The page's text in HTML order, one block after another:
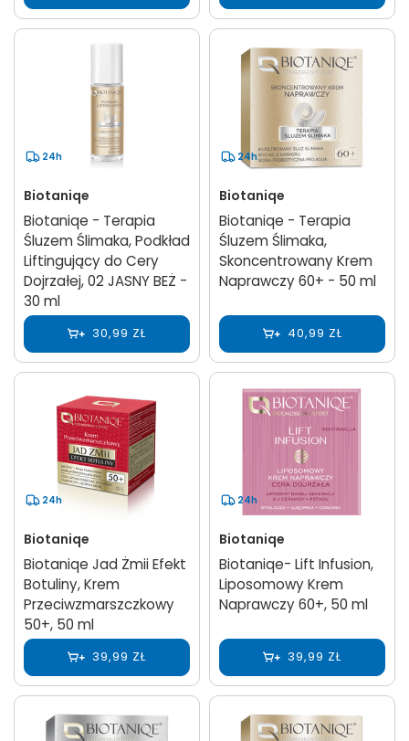
24h
Biotaniqe
Biotaniqe - Terapia
Śluzem Ślimaka, Podkład
Liftingujący do Cery
Dojrzałej, 02 JASNY BEŻ -
30 ml
30,99 ZŁ
24h
Biotaniqe
Biotaniqe - Terapia
Śluzem Ślimaka,
Skoncentrowany Krem
Naprawczy 60+ - 50 ml
40,99 ZŁ
24h
Biotaniqe
Biotaniqe Jad Żmii Efekt
Botuliny, Krem
Przeciwzmarszczkowy
50+, 50 ml
39,99 ZŁ
24h
Biotaniqe
Biotaniqe- Lift Infusion,
Liposomowy Krem
Naprawczy 60+, 50 ml
39,99 ZŁ